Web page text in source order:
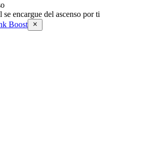
encargue del ascenso por ti
Boost